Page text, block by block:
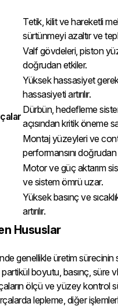
Tetik, kilit ve hareketli
sürtünmeyi azaltır ve tepki
Valf gövdeleri, piston
doğrudan etkiler.
Yüksek hassasiyet
hassasiyeti artırılır.
Dürbün, hedefleme
açısından kritik öneme
Montaj yüzeyleri ve conta
performansını doğrudan
Motor ve güç aktarım
ve sistem ömrü uzar.
Yüksek basınç ve
artırılır.
Hususlar
genellikle üretim sürecinin
partikül boyutu, basınç,
ölçü ve yüzey kontrol
lepleme, diğer